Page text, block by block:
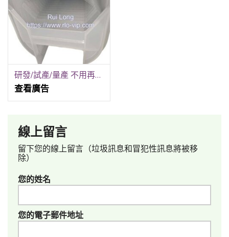
研發/試產/量產 不用再跑五家！銳隆光電一站式全包！
查看廣告
線上留言
留下您的線上留言（垃圾訊息和冒犯性訊息將被移
除）
您的姓名
您的電子郵件地址